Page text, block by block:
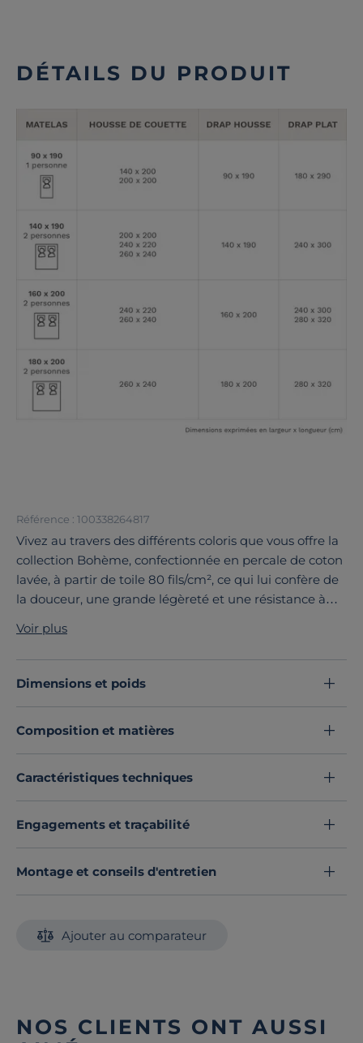
DÉTAILS DU PRODUIT
Référence : 100338264817
Vivez au travers des différents coloris que vous offre la
collection Bohème, confectionnée en percale de coton
lavée, à partir de toile 80 fils/cm², ce qui lui confère de
la douceur, une grande légèreté et une résistance à
de longues fibres, elle garantit un linge de lit souple et
résistant.
Découvrez toute notre sélection :
Housses de couette
Voir plus
Dimensions et poids
Composition et matières
Caractéristiques techniques
Engagements et traçabilité
Montage et conseils d'entretien
Ajouter au comparateur
NOS CLIENTS ONT AUSSI